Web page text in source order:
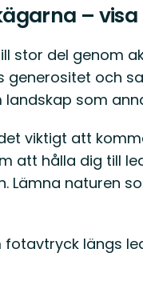
–
stor del genom
generositet och
som
viktigt att
att hålla dig till
Lämna naturen
längs